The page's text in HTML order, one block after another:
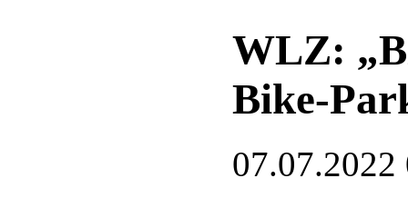
WLZ:
Bike-
07.07.2022